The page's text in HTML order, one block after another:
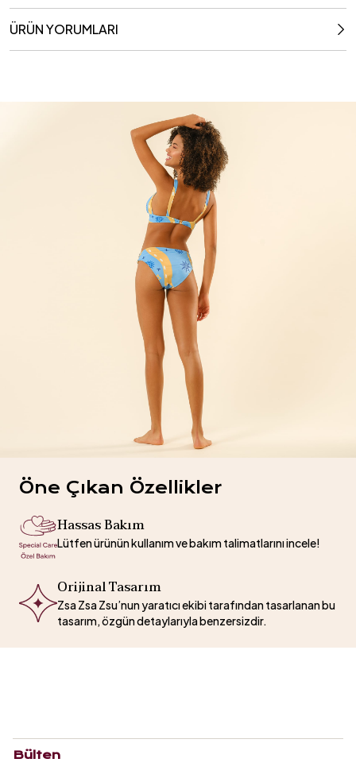
ÜRÜN YORUMLARI
Öne Çıkan Özellikler
Hassas Bakım
Lütfen ürünün kullanım ve bakım talimatlarını incele!
Orijinal Tasarım
Zsa Zsa Zsu’nun yaratıcı ekibi tarafından tasarlanan bu
tasarım, özgün detaylarıyla benzersizdir.
Bülten